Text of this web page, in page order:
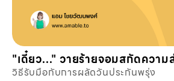
"เดี๋ยว..." วายร้ายจอมสกัดความ
วิธีรับมือกับการผลัดวันประกันพรุ่ง